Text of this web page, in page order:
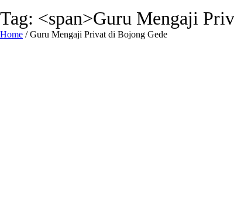
Tag: <span>Guru Mengaji
Home /Guru Mengaji Privat di Bojong Gede